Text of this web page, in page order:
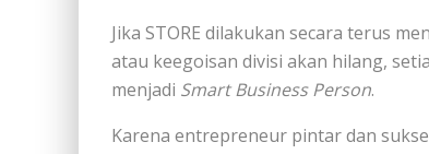
Jika STORE dilakukan secara terus
atau keegoisan divisi akan hilang,
menjadi Smart Business Person.
Karena entrepreneur pintar dan